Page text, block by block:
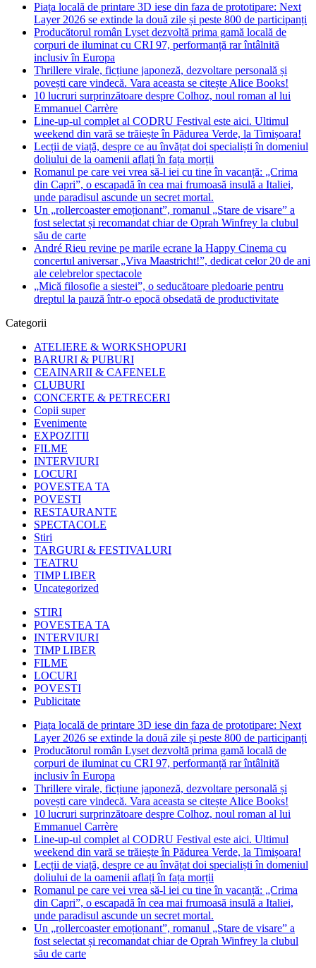
Piața locală de printare 3D iese din faza de prototipare: Next
Layer 2026 se extinde la două zile și peste 800 de participanți
Producătorul român Lyset dezvoltă prima gamă locală de
corpuri de iluminat cu CRI 97, performanță rar întâlnită
inclusiv în Europa
Thrillere virale, ficțiune japoneză, dezvoltare personală și
povești care vindecă. Vara aceasta se citește Alice Books!
10 lucruri surprinzătoare despre Colhoz, noul roman al lui
Emmanuel Carrère
Line-up-ul complet al CODRU Festival este aici. Ultimul
weekend din vară se trăiește în Pădurea Verde, la Timișoara!
Lecții de viață, despre ce au învățat doi specialiști în domeniul
doliului de la oamenii aflați în fața morții
Romanul pe care vei vrea să-l iei cu tine în vacanță: „Crima
din Capri”, o escapadă în cea mai frumoasă insulă a Italiei,
unde paradisul ascunde un secret mortal.
Un „rollercoaster emoționant”, romanul „Stare de visare” a
fost selectat și recomandat chiar de Oprah Winfrey la clubul
său de carte
André Rieu revine pe marile ecrane la Happy Cinema cu
concertul aniversar „Viva Maastricht!”, dedicat celor 20 de ani
ale celebrelor spectacole
„Mică filosofie a siestei”, o seducătoare pledoarie pentru
dreptul la pauză într-o epocă obsedată de productivitate
Categorii
ATELIERE & WORKSHOPURI
BARURI & PUBURI
CEAINARII & CAFENELE
CLUBURI
CONCERTE & PETRECERI
Copii super
Evenimente
EXPOZITII
FILME
INTERVIURI
LOCURI
POVESTEA TA
POVESTI
RESTAURANTE
SPECTACOLE
Stiri
TARGURI & FESTIVALURI
TEATRU
TIMP LIBER
Uncategorized
STIRI
POVESTEA TA
INTERVIURI
TIMP LIBER
FILME
LOCURI
POVESTI
Publicitate
Piața locală de printare 3D iese din faza de prototipare: Next
Layer 2026 se extinde la două zile și peste 800 de participanți
Producătorul român Lyset dezvoltă prima gamă locală de
corpuri de iluminat cu CRI 97, performanță rar întâlnită
inclusiv în Europa
Thrillere virale, ficțiune japoneză, dezvoltare personală și
povești care vindecă. Vara aceasta se citește Alice Books!
10 lucruri surprinzătoare despre Colhoz, noul roman al lui
Emmanuel Carrère
Line-up-ul complet al CODRU Festival este aici. Ultimul
weekend din vară se trăiește în Pădurea Verde, la Timișoara!
Lecții de viață, despre ce au învățat doi specialiști în domeniul
doliului de la oamenii aflați în fața morții
Romanul pe care vei vrea să-l iei cu tine în vacanță: „Crima
din Capri”, o escapadă în cea mai frumoasă insulă a Italiei,
unde paradisul ascunde un secret mortal.
Un „rollercoaster emoționant”, romanul „Stare de visare” a
fost selectat și recomandat chiar de Oprah Winfrey la clubul
său de carte